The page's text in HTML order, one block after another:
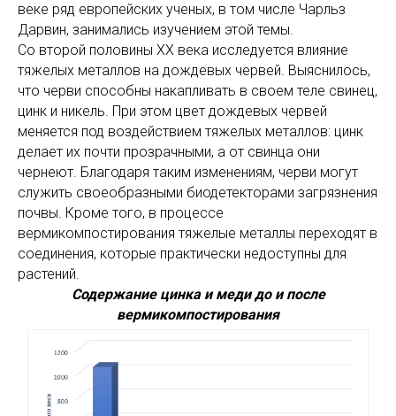
веке ряд европейских ученых, в том числе Чарльз
Дарвин, занимались изучением этой темы.
Со второй половины XX века исследуется влияние
тяжелых металлов на дождевых червей. Выяснилось,
что черви способны накапливать в своем теле свинец,
цинк и никель. При этом цвет дождевых червей
меняется под воздействием тяжелых металлов: цинк
делает их почти прозрачными, а от свинца они
чернеют. Благодаря таким изменениям, черви могут
служить своеобразными биодетекторами загрязнения
почвы. Кроме того, в процессе
вермикомпостирования тяжелые металлы переходят в
соединения, которые практически недоступны для
растений.
Содержание цинка и меди до и после
вермикомпостирования